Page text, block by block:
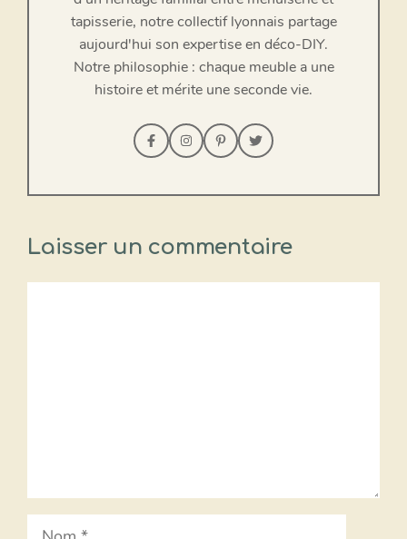
tapisserie, notre collectif lyonnais partage
aujourd'hui son expertise en déco-DIY.
Notre philosophie : chaque meuble a une
histoire et mérite une seconde vie.
Laisser un commentaire
Nom